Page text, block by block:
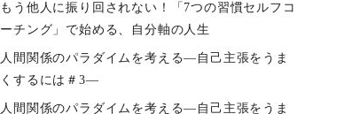
もう他人に振り回されない！「7つの習慣セルフコ
ーチング」で始める、自分軸の人生
人間関係のパラダイムを考える―自己主張をうま
くするには＃3―
人間関係のパラダイムを考える―自己主張をうま